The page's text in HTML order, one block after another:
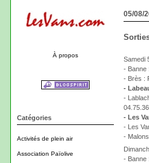
À propos
Catégories
Activités de plein air
Association Païolive
05/08/
Samedi
- Banne
- Brès :
-
-
- Les
- Les
-
- Banne